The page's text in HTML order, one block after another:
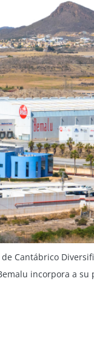
Cantábrico
incorpora a